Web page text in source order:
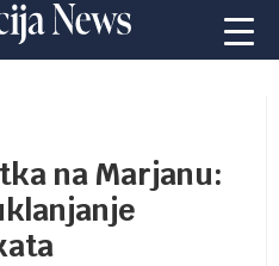
na Marjanu: